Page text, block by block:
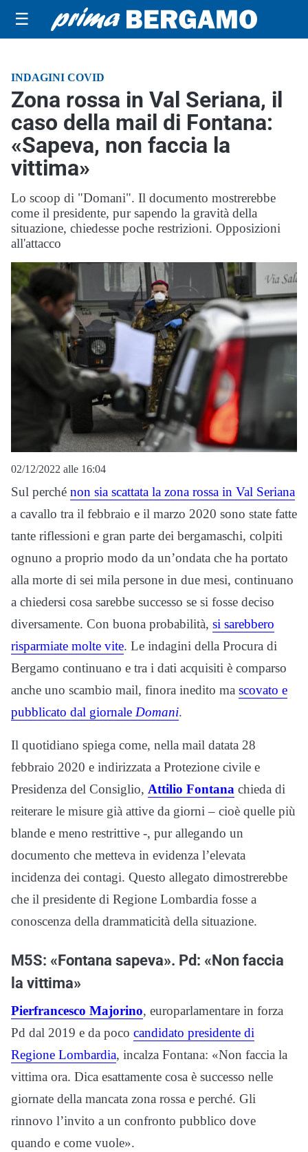
☰
INDAGINI COVID
Zona rossa in Val Seriana, il
caso della mail di Fontana:
«Sapeva, non faccia la
vittima»
Lo scoop di "Domani". Il documento mostrerebbe
come il presidente, pur sapendo la gravità della
situazione, chiedesse poche restrizioni. Opposizioni
all'attacco
02/12/2022 alle 16:04
Sul perché non sia scattata la zona rossa in Val Seriana
a cavallo tra il febbraio e il marzo 2020 sono state fatte
tante riflessioni e gran parte dei bergamaschi, colpiti
ognuno a proprio modo da un’ondata che ha portato
alla morte di sei mila persone in due mesi, continuano
a chiedersi cosa sarebbe successo se si fosse deciso
diversamente. Con buona probabilità, si sarebbero
risparmiate molte vite. Le indagini della Procura di
Bergamo continuano e tra i dati acquisiti è comparso
anche uno scambio mail, finora inedito ma scovato e
pubblicato dal giornale Domani.
Il quotidiano spiega come, nella mail datata 28
febbraio 2020 e indirizzata a Protezione civile e
Presidenza del Consiglio, Attilio Fontana chieda di
reiterare le misure già attive da giorni – cioè quelle più
blande e meno restrittive -, pur allegando un
documento che metteva in evidenza l’elevata
incidenza dei contagi. Questo allegato dimostrerebbe
che il presidente di Regione Lombardia fosse a
conoscenza della drammaticità della situazione.
M5S: «Fontana sapeva». Pd: «Non faccia
la vittima»
Pierfrancesco Majorino, europarlamentare in forza
Pd dal 2019 e da poco candidato presidente di
Regione Lombardia, incalza Fontana: «Non faccia la
vittima ora. Dica esattamente cosa è successo nelle
giornate della mancata zona rossa e perché. Gli
rinnovo l’invito a un confronto pubblico dove
quando e come vuole».